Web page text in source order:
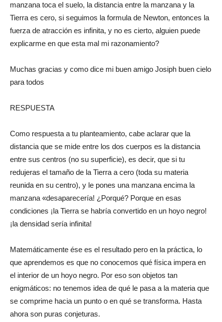
manzana toca el suelo, la distancia entre la manzana y la
Tierra es cero, si seguimos la formula de Newton, entonces la
fuerza de atracción es infinita, y no es cierto, alguien puede
explicarme en que esta mal mi razonamiento?
Muchas gracias y como dice mi buen amigo Josiph buen cielo
para todos
RESPUESTA
Como respuesta a tu planteamiento, cabe aclarar que la
distancia que se mide entre los dos cuerpos es la distancia
entre sus centros (no su superficie), es decir, que si tu
redujeras el tamaño de la Tierra a cero (toda su materia
reunida en su centro), y le pones una manzana encima la
manzana «desaparecería! ¿Porqué? Porque en esas
condiciones ¡la Tierra se habría convertido en un hoyo negro!
¡la densidad sería infinita!
Matemáticamente ése es el resultado pero en la práctica, lo
que aprendemos es que no conocemos qué física impera en
el interior de un hoyo negro. Por eso son objetos tan
enigmáticos: no tenemos idea de qué le pasa a la materia que
se comprime hacia un punto o en qué se transforma. Hasta
ahora son puras conjeturas.